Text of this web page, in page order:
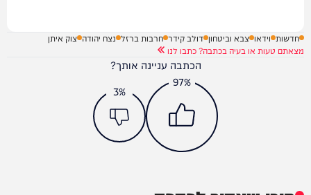
חדשות וידאו צבא וביטחון דולב קידר חרבות ברזל נצח יהודה צוק איתן
מצאתם טעות או בעיה בכתבה? כתבו לנו
הכתבה עניינה אותך?
97%
3%